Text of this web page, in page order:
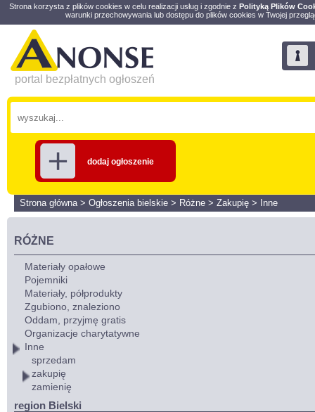
Strona korzysta z plików cookies w celu realizacji usług i zgodnie z Polityką Plików
warunki przechowywania lub dostępu do plików cookies w Twojej
portal bezpłatnych ogłoszeń
dodaj ogłoszenie
Strona główna> Ogłoszenia bielskie > Różne > Zakupię > Inne
RÓŻNE
Materiały opałowe
Pojemniki
Materiały, półprodukty
Zgubiono, znaleziono
Oddam, przyjmę gratis
Organizacje charytatywne
Inne
sprzedam
zakupię
zamienię
region Bielski